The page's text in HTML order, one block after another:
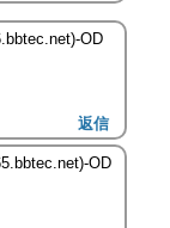
OD
返信
OD